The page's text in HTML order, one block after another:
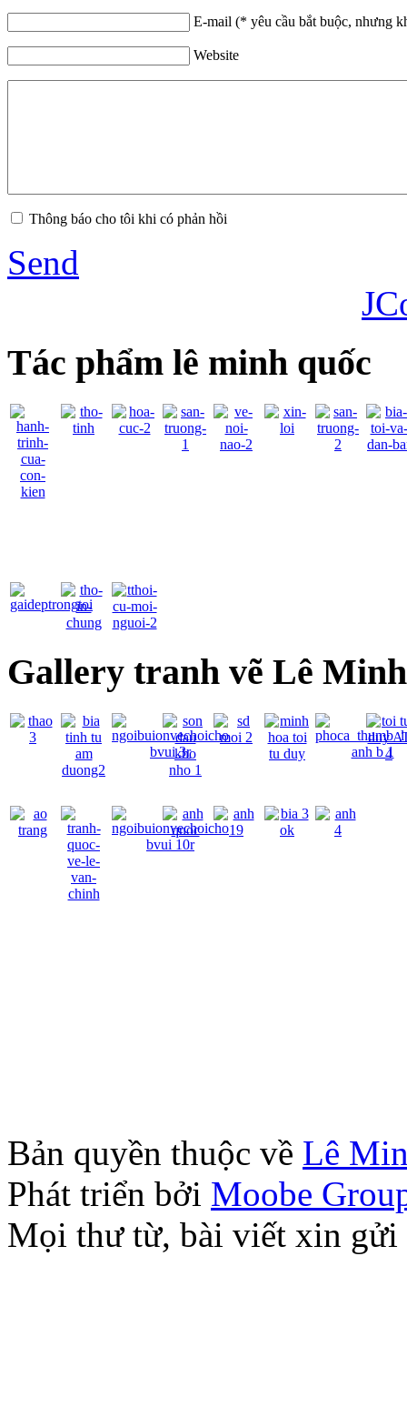
E-mail (* yêu cầu bắt buộc, nhưng
Website
Thông báo cho tôi khi có phản hồi
Send
Tác phẩm lê minh quốc
Gallery tranh vẽ Lê
Bản quyền thuộc về Lê
Phát triển bởi Moobe
Mọi thư từ, bài viết xin gửi